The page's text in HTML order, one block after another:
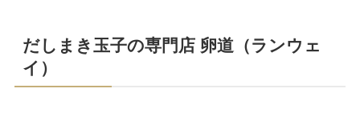
だしまき玉子の専門店 卵道（ランウェ
イ）